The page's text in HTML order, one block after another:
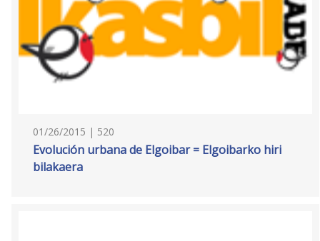
01/26/2015 | 520
Evolución urbana de Elgoibar = Elgoibarko hiri
bilakaera